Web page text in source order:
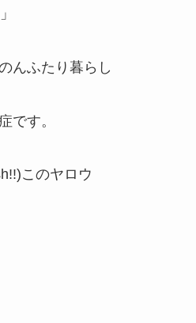
んふたり暮らし
です。
このヤロウ